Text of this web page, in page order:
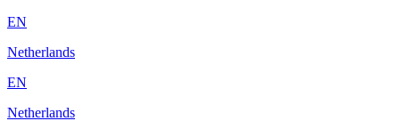
EN
Netherlands
EN
Netherlands